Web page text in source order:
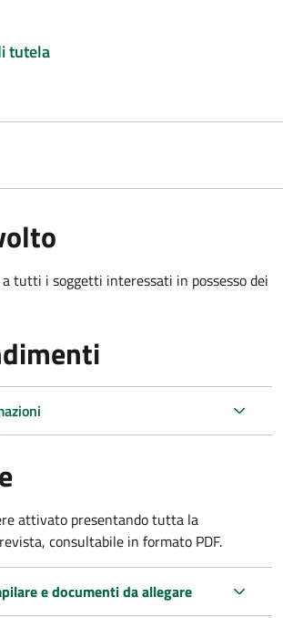
tutela
tutti i soggetti interessati in possesso dei
attivato presentando tutta la
consultabile in formato PDF.
e documenti da allegare